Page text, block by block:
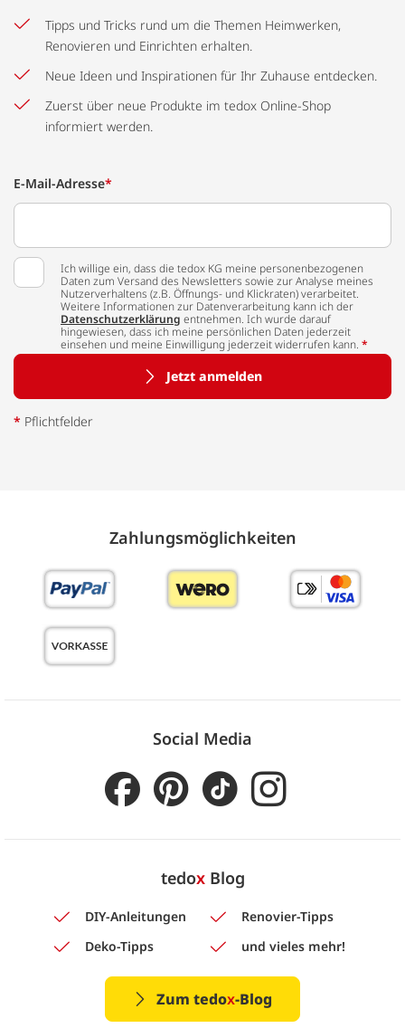
Tipps und Tricks rund um die Themen Heimwerken,
Renovieren und Einrichten erhalten.
Neue Ideen und Inspirationen für Ihr Zuhause entdecken.
Zuerst über neue Produkte im tedox Online-Shop
informiert werden.
E-Mail-Adresse*
Ich willige ein, dass die tedox KG meine personenbezogenen
Daten zum Versand des Newsletters sowie zur Analyse meines
Nutzerverhaltens (z.B. Öffnungs- und Klickraten) verarbeitet.
Weitere Informationen zur Datenverarbeitung kann ich der
Datenschutzerklärung entnehmen. Ich wurde darauf
hingewiesen, dass ich meine persönlichen Daten jederzeit
einsehen und meine Einwilligung jederzeit widerrufen kann. *
Jetzt anmelden
* Pflichtfelder
Zahlungs­möglich­keiten
Social Media
tedoxBlog
DIY-Anleitungen
Renovier-Tipps
Deko-Tipps
und vieles mehr!
Zum tedox-Blog